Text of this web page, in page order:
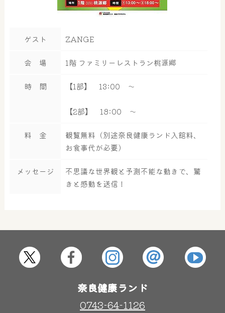
大浴場 サウナ・岩盤浴
奈良わんぱくランド
ボディケア
ゲスト ZANGE
会 場 1階 ファミリーレストラン桃源郷
時 間 【1部】 13:00 ～
【2部】 18:00 ～
料 金
観覧無料（別途奈良健康ランド入館料、
お食事代が必要）
メッセージ
不思議な世界観と予測不能な動きで、驚
きと感動を送信！
奈良健康ランド
0743-64-1126